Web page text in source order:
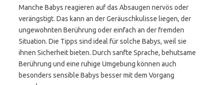
Manche Babys reagieren auf das Absaugen nervös oder
verängstigt. Das kann an der Geräuschkulisse liegen, der
ungewohnten Berührung oder einfach an der fremden
Situation. Die Tipps sind ideal für solche Babys, weil sie
ihnen Sicherheit bieten. Durch sanfte Sprache, behutsame
Berührung und eine ruhige Umgebung können auch
besonders sensible Babys besser mit dem Vorgang